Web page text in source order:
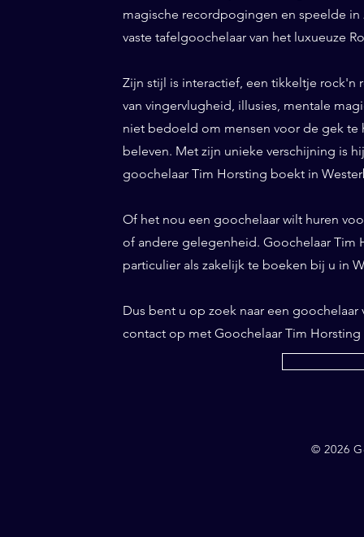
magische recordpogingen en speelde in
vaste tafelgoochelaar van het luxueuze
Zijn stijl is interactief, een tikkeltje rock'n
van vingervlugheid, illusies, mentale
niet bedoeld om mensen voor de gek te
beleven. Met zijn unieke verschijning is
goochelaar Tim Horsting boekt in
Of het nou een goochelaar wilt huren
of andere gelegenheid. Goochelaar Tim
particulier als zakelijk te boeken bij u in
Dus bent u op zoek naar een
contact op met Goochelaar Tim Horsting
© 2026